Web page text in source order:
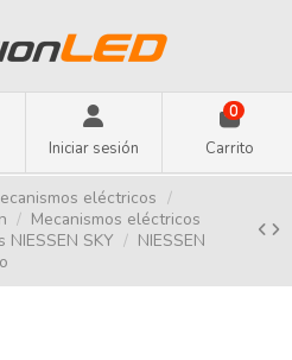
Iniciar sesión
0
Carrito
eléctricos
Mecanismos eléctricos
NIESSEN SKY
NIESSEN